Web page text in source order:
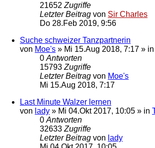
21652 Zugriffe
Letzter Beitrag von Sir Charles
Do 28.Feb 2019, 9:56
Suche schweizer Tanzpartnerin
von Moe's » Mi 15.Aug 2018, 7:17 » in
0 Antworten
15793 Zugriffe
Letzter Beitrag von Moe's
Mi 15.Aug 2018, 7:17
Last Minute Walzer lernen
von lady » Mi 04.Okt 2017, 10:05 » in
0 Antworten
32633 Zugriffe
Letzter Beitrag von lady